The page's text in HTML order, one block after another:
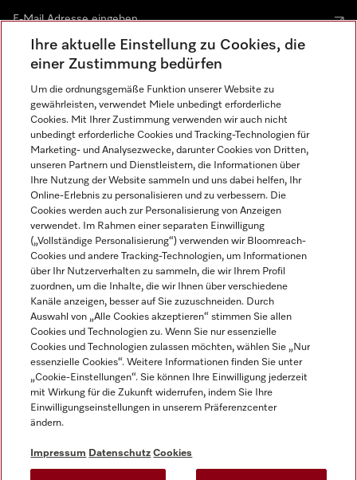
Sprache
DEUTSCH
Impressum
AGB
Datenschutz
Nutzungsbedingungen
Gesetzen über digitale Dienste
Miele auf Instagram
Miele auf Youtube
Ihre aktuelle Einstellung zu Cookies, die
einer Zustimmung bedürfen
Um die ordnungsgemäße Funktion unserer Website zu
gewährleisten, verwendet Miele unbedingt erforderliche
Cookies. Mit Ihrer Zustimmung verwenden wir auch nicht
unbedingt erforderliche Cookies und Tracking-Technologien für
Marketing- und Analysezwecke, darunter Cookies von Dritten,
unseren Partnern und Dienstleistern, die Informationen über
Ihre Nutzung der Website sammeln und uns dabei helfen, Ihr
Online-Erlebnis zu personalisieren und zu verbessern. Die
Cookies werden auch zur Personalisierung von Anzeigen
verwendet. Im Rahmen einer separaten Einwilligung
(„Vollständige Personalisierung“) verwenden wir Bloomreach-
Cookies und andere Tracking-Technologien, um Informationen
über Ihr Nutzerverhalten zu sammeln, die wir Ihrem Profil
zuordnen, um die Inhalte, die wir Ihnen über verschiedene
Kanäle anzeigen, besser auf Sie zuzuschneiden. Durch
Auswahl von „Alle Cookies akzeptieren“ stimmen Sie allen
Cookies und Technologien zu. Wenn Sie nur essenzielle
Cookies und Technologien zulassen möchten, wählen Sie „Nur
essenzielle Cookies“. Weitere Informationen finden Sie unter
„Cookie-Einstellungen“. Sie können Ihre Einwilligung jederzeit
mit Wirkung für die Zukunft widerrufen, indem Sie Ihre
Einwilligungseinstellungen in unserem Präferenzcenter
ändern.
Impressum Datenschutz Cookies